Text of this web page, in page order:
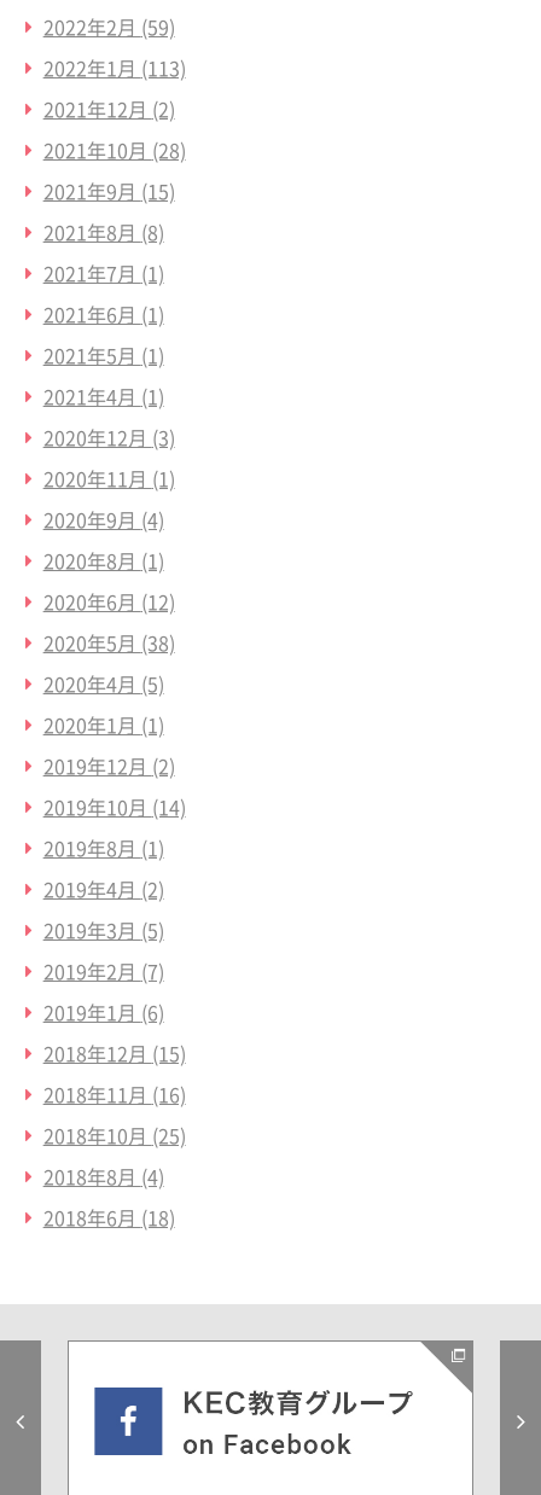
2022年2月 (59)
2022年1月 (113)
2021年12月 (2)
2021年10月 (28)
2021年9月 (15)
2021年8月 (8)
2021年7月 (1)
2021年6月 (1)
2021年5月 (1)
2021年4月 (1)
2020年12月 (3)
2020年11月 (1)
2020年9月 (4)
2020年8月 (1)
2020年6月 (12)
2020年5月 (38)
2020年4月 (5)
2020年1月 (1)
2019年12月 (2)
2019年10月 (14)
2019年8月 (1)
2019年4月 (2)
2019年3月 (5)
2019年2月 (7)
2019年1月 (6)
2018年12月 (15)
2018年11月 (16)
2018年10月 (25)
2018年8月 (4)
2018年6月 (18)